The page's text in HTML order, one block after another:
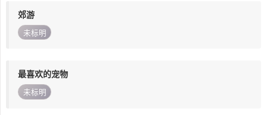
郊游
未标明
最喜欢的宠物
未标明